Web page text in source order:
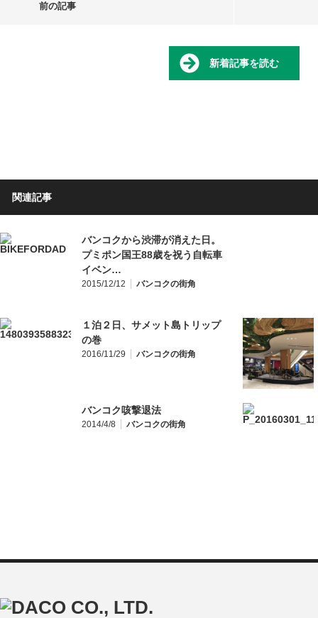
前の記事
新着記事を読む
関連記事
バンコクから渋滞が消えた日。
プミポン国王88歳を祝う自転車
イベン…
2015/12/12 バンコクの街角
１泊２日、サメット島トリップ
の巻
2016/11/29 バンコクの街角
バンコク咳撃退法
2014/4/8 バンコクの街角